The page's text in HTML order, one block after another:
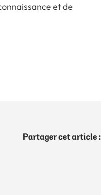
et de
Partager cet article :